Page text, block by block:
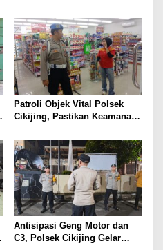
Pengendara Ojek Pangkalan
Patroli Objek Vital Polsek
Cikijing, Pastikan Keamanan
Aman Kepada Masyarakat
Antisipasi Geng Motor dan
C3, Polsek Cikijing Gelar